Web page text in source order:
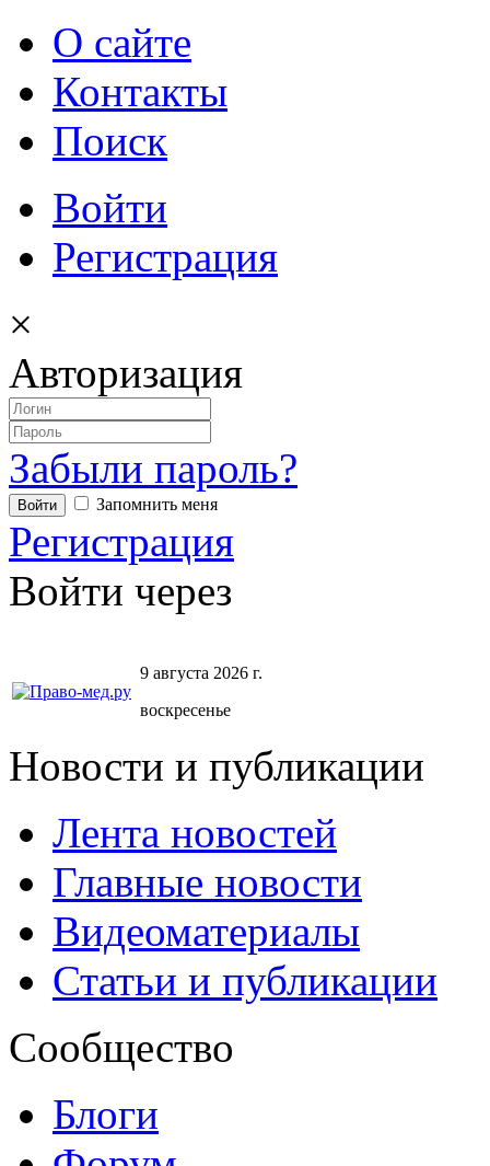
О сайте
Контакты
Поиск
Войти
Регистрация
×
Авторизация
Забыли пароль?
Запомнить меня
Регистрация
Войти через
9 августа 2026 г.
воскресенье
Новости и публикации
Лента новостей
Главные новости
Видеоматериалы
Статьи и публикации
Сообщество
Блоги